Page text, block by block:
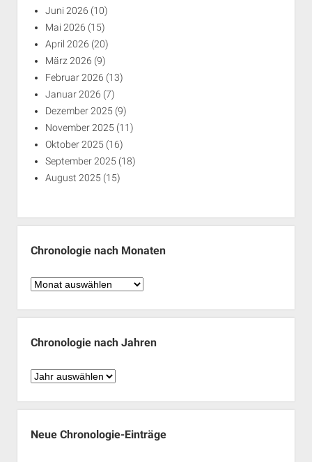
Juni 2026 (10)
Mai 2026 (15)
April 2026 (20)
März 2026 (9)
Februar 2026 (13)
Januar 2026 (7)
Dezember 2025 (9)
November 2025 (11)
Oktober 2025 (16)
September 2025 (18)
August 2025 (15)
Chronologie nach Monaten
Chronologie
Monaten
Chronologie nach Jahren
Chronologie
Jahren
Neue Chronologie-Einträge